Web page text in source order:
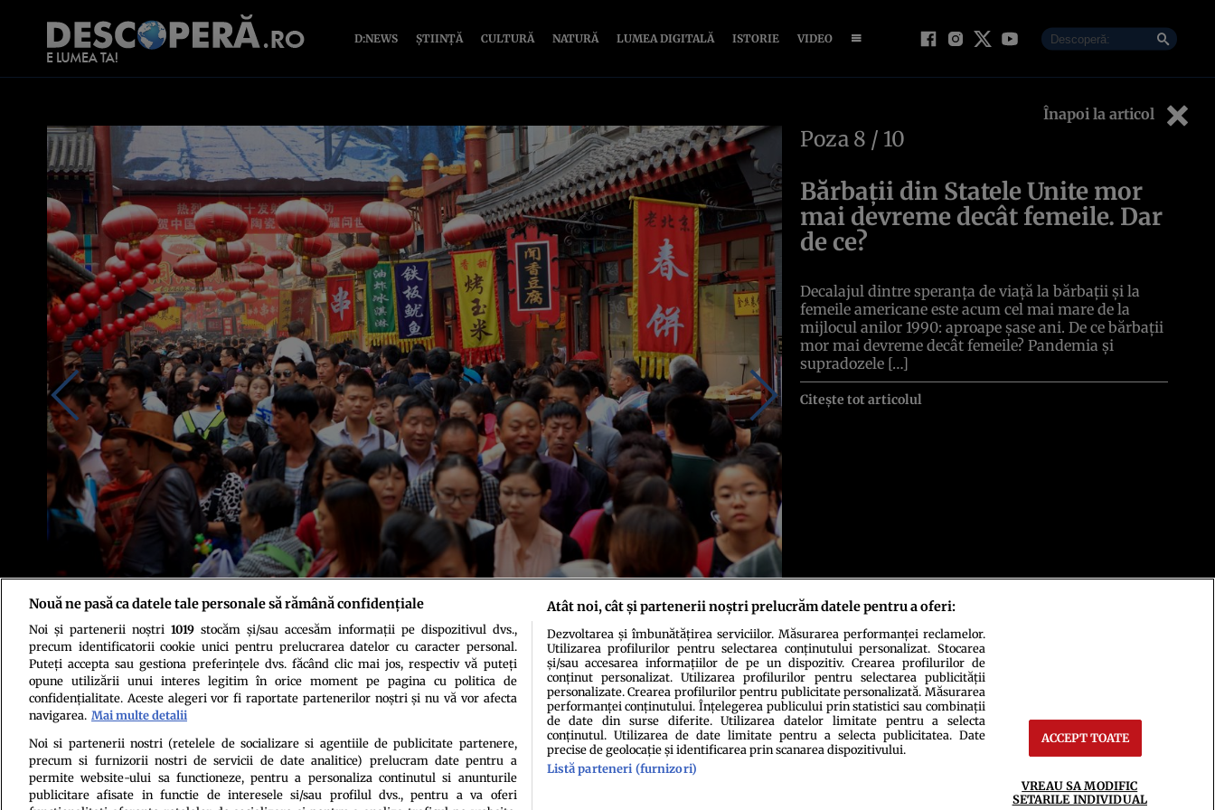
D:NEWS ȘTIINȚĂ CULTURĂ NATURĂ LUMEA DIGITALĂ ISTORIE VIDEO
Înapoi la articol
Foto: Shutterstock
Poza 8 / 10
Bărbații din Statele Unite mor
mai devreme decât femeile. Dar
de ce?
Decalajul dintre speranța de viață la bărbații și la
femeile americane este acum cel mai mare de la
mijlocul anilor 1990: aproape șase ani. De ce bărbații
mor mai devreme decât femeile? Pandemia și
supradozele […]
Citește tot articolul
Politica de confidenţialitatePolitica de cookiesTermeni şi condiţiiEchipa redacțională
Nouă ne pasă ca datele tale personale să rămână confidențiale
Noi și partenerii noștri 1019stocăm și/sau accesăm informații pe dispozitivul dvs.,
precum identificatorii cookie unici pentru prelucrarea datelor cu caracter personal.
Puteți accepta sau gestiona preferințele dvs. făcând clic mai jos, respectiv vă puteți
opune utilizării unui interes legitim în orice moment pe pagina cu politica de
confidențialitate. Aceste alegeri vor fi raportate partenerilor noștri și nu vă vor afecta
navigarea. Mai multe detalii
Noi si partenerii nostri (retelele de socializare si agentiile de publicitate partenere,
precum si furnizorii nostri de servicii de date analitice) prelucram date pentru a
permite website-ului sa functioneze, pentru a personaliza continutul si anunturile
publicitare afisate in functie de interesele si/sau profilul dvs., pentru a va oferi
Atât noi, cât și partenerii noștri prelucrăm datele pentru a oferi:
Dezvoltarea și îmbunătățirea serviciilor. Măsurarea performanței reclamelor.
Utilizarea profilurilor pentru selectarea conținutului personalizat. Stocarea
și/sau accesarea informațiilor de pe un dispozitiv. Crearea profilurilor de
conținut personalizat. Utilizarea profilurilor pentru selectarea publicității
personalizate. Crearea profilurilor pentru publicitate personalizată. Măsurarea
performanței conținutului. Înțelegerea publicului prin statistici sau combinații
de date din surse diferite. Utilizarea datelor limitate pentru a selecta
conținutul. Utilizarea de date limitate pentru a selecta publicitatea. Date
precise de geolocație și identificarea prin scanarea dispozitivului.
Listă parteneri (furnizori)
ACCEPT TOATE
VREAU SA MODIFIC
SETARILE INDIVIDUAL